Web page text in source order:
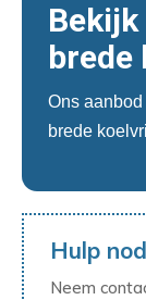
brede
Ons
brede
Hulp
Neem